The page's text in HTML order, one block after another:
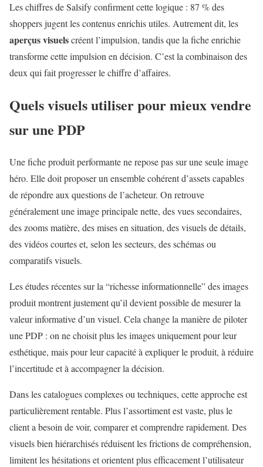
Les chiffres de Salsify confirment cette logique : 87 % des
shoppers jugent les contenus enrichis utiles. Autrement dit, les
aperçus visuelscréent l’impulsion, tandis que la fiche enrichie
transforme cette impulsion en décision. C’est la combinaison des
deux qui fait progresser le chiffre d’affaires.
Quels visuels utiliser pour mieux vendre
sur une PDP
Une fiche produit performante ne repose pas sur une seule image
héro. Elle doit proposer un ensemble cohérent d’assets capables
de répondre aux questions de l’acheteur. On retrouve
généralement une image principale nette, des vues secondaires,
des zooms matière, des mises en situation, des visuels de détails,
des vidéos courtes et, selon les secteurs, des schémas ou
comparatifs visuels.
Les études récentes sur la “richesse informationnelle” des images
produit montrent justement qu’il devient possible de mesurer la
valeur informative d’un visuel. Cela change la manière de piloter
une PDP : on ne choisit plus les images uniquement pour leur
esthétique, mais pour leur capacité à expliquer le produit, à réduire
l’incertitude et à accompagner la décision.
Dans les catalogues complexes ou techniques, cette approche est
particulièrement rentable. Plus l’assortiment est vaste, plus le
client a besoin de voir, comparer et comprendre rapidement. Des
visuels bien hiérarchisés réduisent les frictions de compréhension,
limitent les hésitations et orientent plus efficacement l’utilisateur